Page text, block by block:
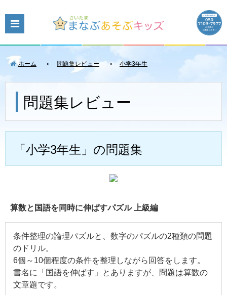
ホーム 問題集レビュー 小学3年生
問題集レビュー
「小学3年生」の問題集
算数と国語を同時に伸ばすパズル 上級編
条件整理の論理パズルと、数字のパズルの2種類の問題
のドリル。
6個～10個程度の条件を整理しながら回答をします。
書名に「国語を伸ばす」とありますが、問題は算数の
文章題です。